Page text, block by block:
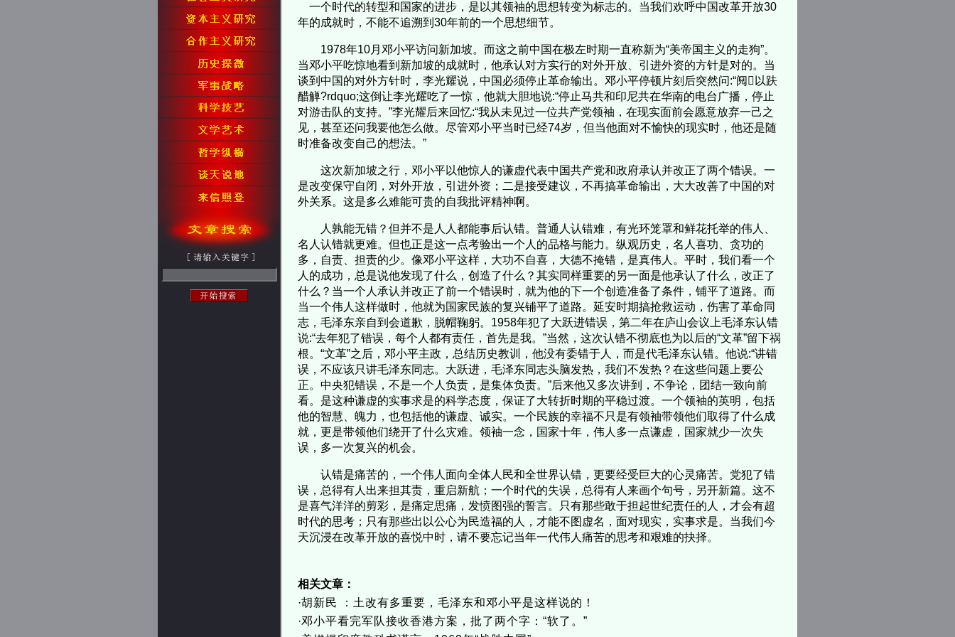
一个时代的转型和国家的进步，是以其领袖的思想转变为标志的。当我们欢呼中国改革开放30
年的成就时，不能不追溯到30年前的一个思想细节。
1978年10月邓小平访问新加坡。而这之前中国在极左时期一直称新为“美帝国主义的走狗”。
当邓小平吃惊地看到新加坡的成就时，他承认对方实行的对外开放、引进外资的方针是对的。当
谈到中国的对外方针时，李光耀说，中国必须停止革命输出。邓小平停顿片刻后突然问:“阋以趺
醋觯?rdquo;这倒让李光耀吃了一惊，他就大胆地说:“停止马共和印尼共在华南的电台广播，停止
对游击队的支持。”李光耀后来回忆:“我从未见过一位共产党领袖，在现实面前会愿意放弃一己之
见，甚至还问我要他怎么做。尽管邓小平当时已经74岁，但当他面对不愉快的现实时，他还是随
时准备改变自己的想法。”
这次新加坡之行，邓小平以他惊人的谦虚代表中国共产党和政府承认并改正了两个错误。一
是改变保守自闭，对外开放，引进外资；二是接受建议，不再搞革命输出，大大改善了中国的对
外关系。这是多么难能可贵的自我批评精神啊。
人孰能无错？但并不是人人都能事后认错。普通人认错难，有光环笼罩和鲜花托举的伟人、
名人认错就更难。但也正是这一点考验出一个人的品格与能力。纵观历史，名人喜功、贪功的
多，自责、担责的少。像邓小平这样，大功不自喜，大德不掩错，是真伟人。平时，我们看一个
人的成功，总是说他发现了什么，创造了什么？其实同样重要的另一面是他承认了什么，改正了
什么？当一个人承认并改正了前一个错误时，就为他的下一个创造准备了条件，铺平了道路。而
当一个伟人这样做时，他就为国家民族的复兴铺平了道路。延安时期搞抢救运动，伤害了革命同
志，毛泽东亲自到会道歉，脱帽鞠躬。1958年犯了大跃进错误，第二年在庐山会议上毛泽东认错
说:“去年犯了错误，每个人都有责任，首先是我。”当然，这次认错不彻底也为以后的“文革”留下祸
根。“文革”之后，邓小平主政，总结历史教训，他没有委错于人，而是代毛泽东认错。他说:“讲错
误，不应该只讲毛泽东同志。大跃进，毛泽东同志头脑发热，我们不发热？在这些问题上要公
正。中央犯错误，不是一个人负责，是集体负责。”后来他又多次讲到，不争论，团结一致向前
看。是这种谦虚的实事求是的科学态度，保证了大转折时期的平稳过渡。一个领袖的英明，包括
他的智慧、魄力，也包括他的谦虚、诚实。一个民族的幸福不只是有领袖带领他们取得了什么成
就，更是带领他们绕开了什么灾难。领袖一念，国家十年，伟人多一点谦虚，国家就少一次失
误，多一次复兴的机会。
认错是痛苦的，一个伟人面向全体人民和全世界认错，更要经受巨大的心灵痛苦。党犯了错
误，总得有人出来担其责，重启新航；一个时代的失误，总得有人来画个句号，另开新篇。这不
是喜气洋洋的剪彩，是痛定思痛，发愤图强的誓言。只有那些敢于担起世纪责任的人，才会有超
时代的思考；只有那些出以公心为民造福的人，才能不图虚名，面对现实，实事求是。当我们今
天沉浸在改革开放的喜悦中时，请不要忘记当年一代伟人痛苦的思考和艰难的抉择。
相关文章：
·胡新民 ：土改有多重要，毛泽东和邓小平是这样说的！
·邓小平看完军队接收香港方案，批了两个字：“软了。”